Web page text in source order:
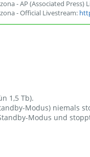
- AP (Associated Press)
- Official Livestream:
1,5 Tb).
Modus)
Modus und